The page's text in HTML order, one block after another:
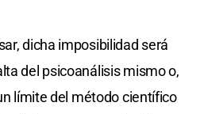
dicha imposibilidad será
del psicoanálisis mismo o,
límite del método científico